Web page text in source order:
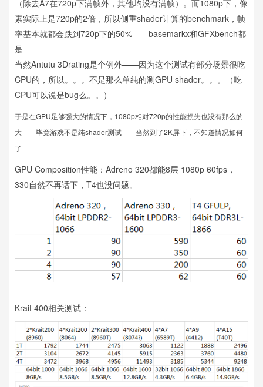
（除去A7在720p下满帧外，其他均没有满帧）。而1080p下，像
素实际上是720p的2倍，所以侧重shader计算的benchmark，帧
率基本就都会跌到720p下的50%——basemarkx和GFXbench都
是
当然Antutu 3Drating是个例外——因为这个测试有部分场景很吃
CPU的，所以。。。不是那么单纯的测GPU shader。。。（吃
CPU可以说是bug么。。）
于是在GPU足够强大的情况下，1080p相对720p的性能损失也没有那么的
大——毕竟游戏不是纯shader测试——当然到了2K屏下，不知道情况如何
了
GPU Composition性能：Adreno 320都能8层 1080p 60fps，
330自然不再话下，T4也没问题。
Krait 400相关测试：